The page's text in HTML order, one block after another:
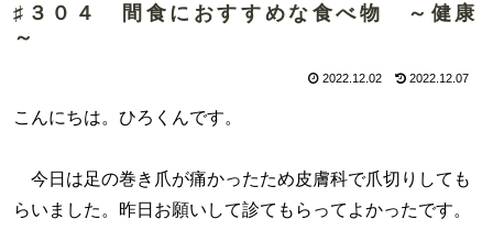
♯３０４ 間食におすすめな食べ物 ～健康
～
2022.12.02 2022.12.07
こんにちは。ひろくんです。
今日は足の巻き爪が痛かったため皮膚科で爪切りしても
らいました。昨日お願いして診てもらってよかったです。